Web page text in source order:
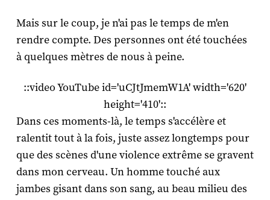
Mais sur le coup, je n'ai pas le temps de m'en
rendre compte. Des personnes ont été touchées
à quelques mètres de nous à peine.
::video YouTube id='uCJtJmemW1A' width='620'
height='410'::
Dans ces moments-là, le temps s'accélère et
ralentit tout à la fois, juste assez longtemps pour
que des scènes d'une violence extrême se gravent
dans mon cerveau. Un homme touché aux
jambes gisant dans son sang, au beau milieu des